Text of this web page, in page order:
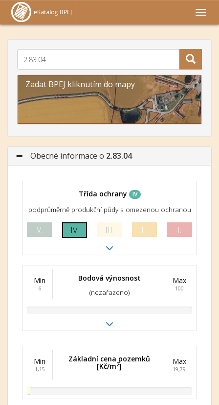
Zadat BPEJ kliknutím do mapy
Obecné informace o 2.83.04
Třída ochrany IV
podprůměrně produkční půdy s omezenou ochranou
V. IV. III. II. I.
Min
6
Bodová výnosnost
(nezařazeno)
Max
100
Min
1,15
Základní cena pozemků
[Kč/m2]
Max
19,79